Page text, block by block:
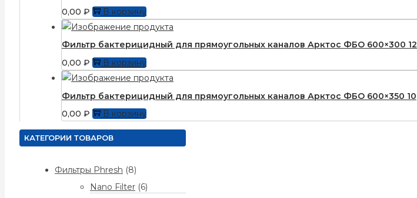
0,00 ₽ В корзину
Фильтр бактерицидный для прямоугольных каналов Арктос ФБО 600×300 12
0,00 ₽ В корзину
Фильтр бактерицидный для прямоугольных каналов Арктос ФБО 600×350 10
0,00 ₽ В корзину
КАТЕГОРИИ ТОВАРОВ
Фильтры Phresh (8)
Nano Filter (6)